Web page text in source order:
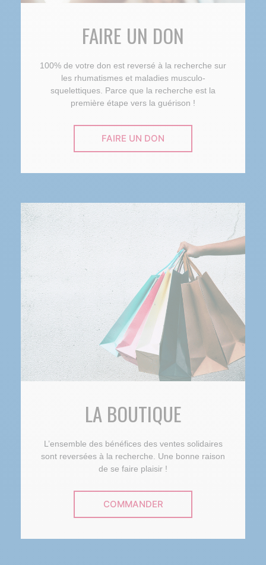
FAIRE UN DON
100% de votre don est reversé à la recherche sur
les rhumatismes et maladies musculo-
squelettiques. Parce que la recherche est la
première étape vers la guérison !
FAIRE UN DON
LA BOUTIQUE
L’ensemble des bénéfices des ventes solidaires
sont reversées à la recherche. Une bonne raison
de se faire plaisir !
COMMANDER